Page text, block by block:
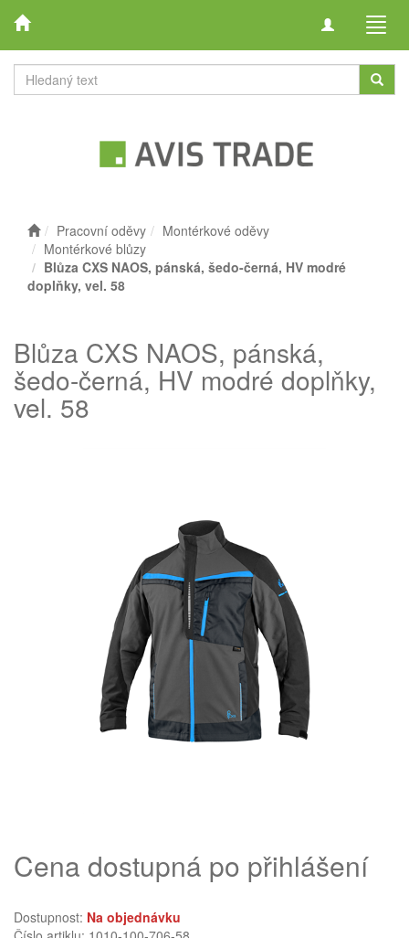
Toggle
Pracovní oděvy
Montérkové oděvy
Montérkové blůzy
Blůza CXS NAOS, pánská, šedo-černá, HV modré
doplňky, vel. 58
Blůza CXS NAOS, pánská,
šedo-černá, HV modré doplňky,
vel. 58
Cena dostupná po přihlášení
Dostupnost: Na objednávku